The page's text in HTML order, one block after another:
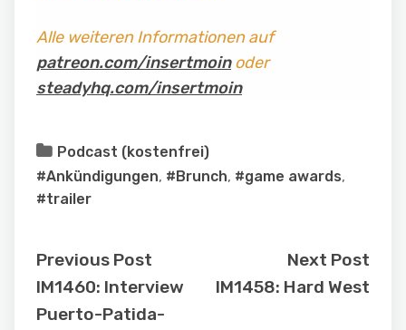
Alle weiteren Informationen auf
patreon.com/insertmoinoder
steadyhq.com/insertmoin
Podcast (kostenfrei)
#Ankündigungen, #Brunch, #game awards,
#trailer
Previous Post
IM1460: Interview
Puerto-Patida-
Next Post
IM1458: Hard West